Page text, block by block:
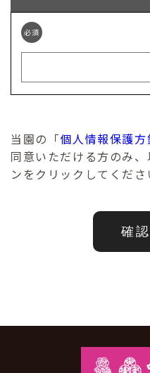
必須
当園の「個人情報保護方
同意いただける方のみ
ンをクリックしてくださ